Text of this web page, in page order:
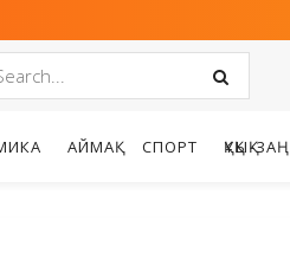
АЙМАҚ СПОРТ ҚҰҚЫҚ-ЗАҢ